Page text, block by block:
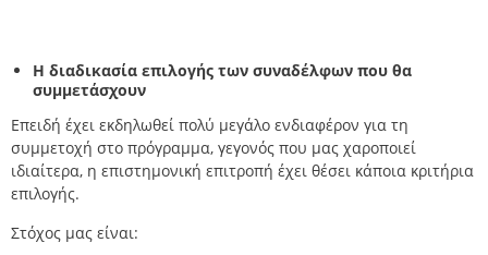
H διαδικασία επιλογής των συναδέλφων που θα
συμμετάσχουν
Επειδή έχει εκδηλωθεί πολύ μεγάλο ενδιαφέρον για τη
συμμετοχή στο πρόγραμμα, γεγονός που μας χαροποιεί
ιδιαίτερα, η επιστημονική επιτροπή έχει θέσει κάποια κριτήρια
επιλογής.
Στόχος μας είναι: